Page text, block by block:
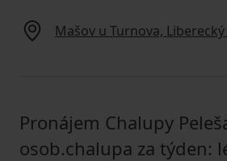
Mašov u Turnova,
Pronájem Chalupy
osob.chalupa za týden: